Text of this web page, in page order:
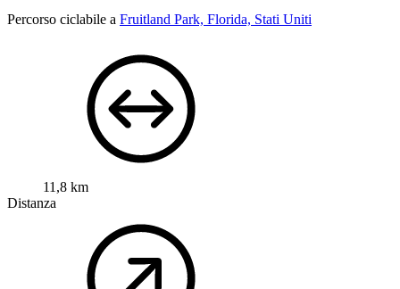
Percorso ciclabile a Fruitland Park, Florida, Stati Uniti
11,8 km
Distanza